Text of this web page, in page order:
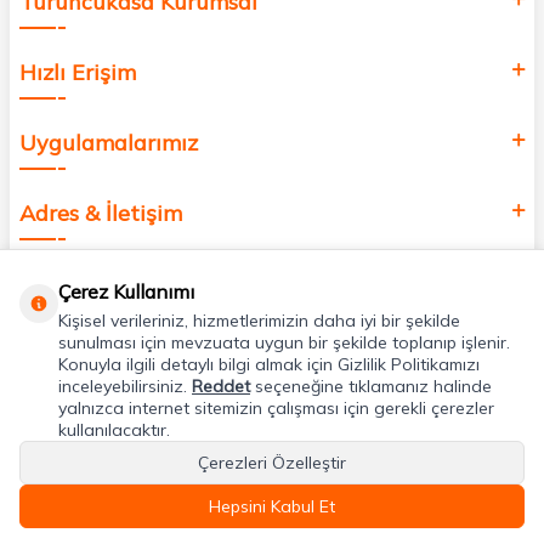
Hızlı Erişim
Uygulamalarımız
Adres & İletişim
Çerez Kullanımı
Kişisel verileriniz, hizmetlerimizin daha iyi bir şekilde
sunulması için mevzuata uygun bir şekilde toplanıp işlenir.
Konuyla ilgili detaylı bilgi almak için Gizlilik Politikamızı
inceleyebilirsiniz. Reddetseçeneğine tıklamanız halinde
yalnızca internet sitemizin çalışması için gerekli çerezler
kullanılacaktır.
Çerezleri Özelleştir
Hepsini Kabul Et